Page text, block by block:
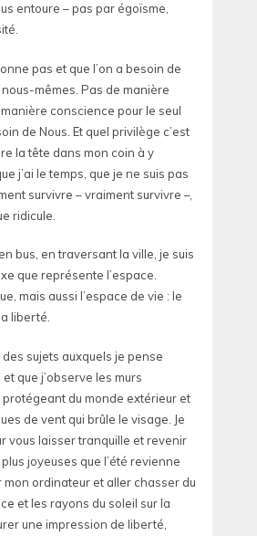
entoure – pas par égoïsme,
pas et que l’on a besoin de
mêmes. Pas de manière
conscience pour le seul
de Nous. Et quel privilège c’est
la tête dans mon coin à y
j’ai le temps, que je ne suis pas
survivre – vraiment survivre –,
ridicule.
bus, en traversant la ville, je suis
que représente l’espace.
mais aussi l’espace de vie : le
liberté.
sujets auxquels je pense
que j’observe les murs
protégeant du monde extérieur et
de vent qui brûle le visage. Je
vous laisser tranquille et revenir
joyeuses que l’été revienne
mon ordinateur et aller chasser du
et les rayons du soleil sur la
une impression de liberté,